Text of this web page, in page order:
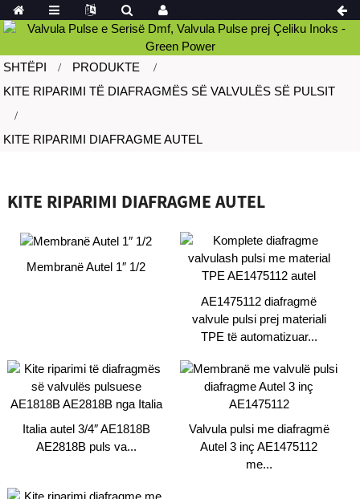
SHTËPI
PRODUKTE
KITE RIPARIMI TË DIAFRAGMËS SË VALVULËS SË PULSIT
KITE RIPARIMI DIAFRAGME AUTEL
KITE RIPARIMI DIAFRAGME AUTEL
Membranë Autel 1″ 1/2
AE1475112 diafragmë
valvule pulsi prej materiali
TPE të automatizuar...
Italia autel 3/4″ AE1818B
AE2818B puls va...
Valvula pulsi me diafragmë
Autel 3 inç AE1475112
me...